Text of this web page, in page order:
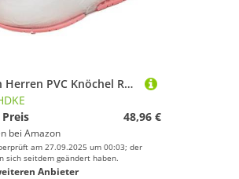
Damen Herren PVC Knöchel Regenstiefel Wasserdicht Frau Kurze Outdoor Unisex Wasserschuhe Gummistiefel Stiefel Für Industrie Handwerk(Clear Pink,39)
48,96 €
bei Amazon
am 27.09.2025 um 00:03; der
sich seitdem geändert haben.
Anbieter